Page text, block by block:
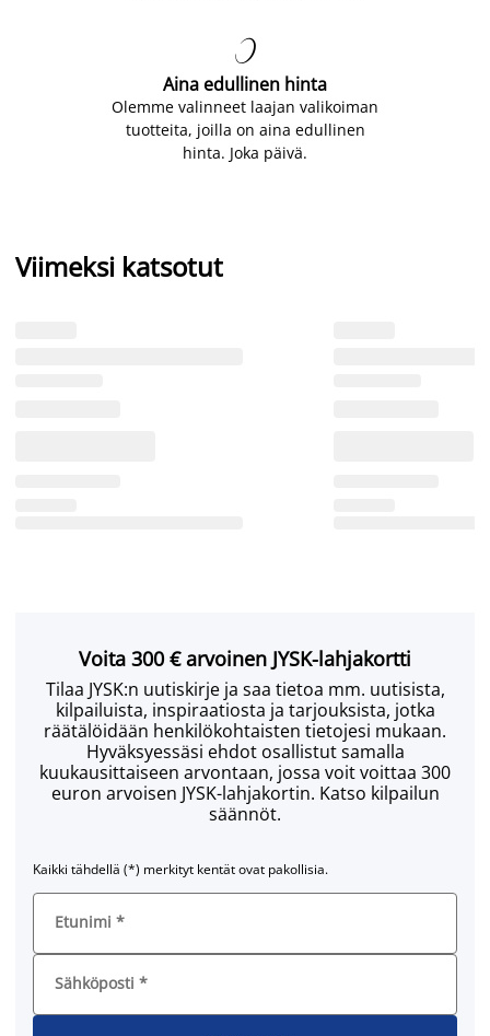

Aina edullinen hinta
Olemme valinneet laajan valikoiman
tuotteita, joilla on aina edullinen
hinta. Joka päivä.
Viimeksi katsotut
Voita 300 € arvoinen JYSK-lahjakortti
Tilaa JYSK:n uutiskirje ja saa tietoa mm. uutisista,
kilpailuista, inspiraatiosta ja tarjouksista, jotka
räätälöidään henkilökohtaisten tietojesi mukaan.
Hyväksyessäsi ehdot osallistut samalla
kuukausittaiseen arvontaan, jossa voit voittaa 300
euron arvoisen JYSK-lahjakortin. Katso kilpailun
säännöt.
Kaikki tähdellä (*) merkityt kentät ovat pakollisia.
Etunimi *
Sähköposti *